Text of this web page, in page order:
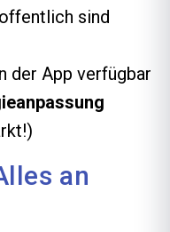
sind
der App verfügbar
an